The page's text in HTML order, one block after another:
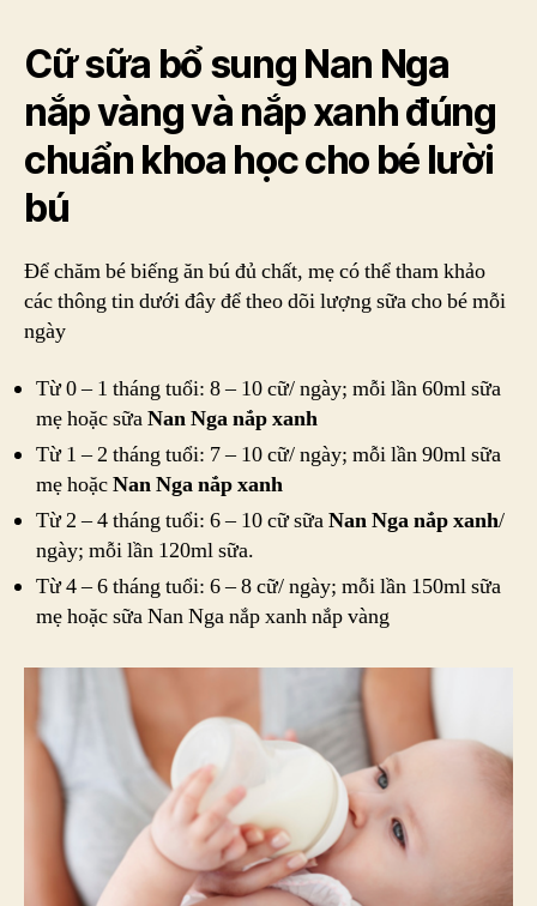
Cữ sữa bổ sung Nan Nga
nắp vàng và nắp xanhđúng
chuẩn khoa học cho bé lười
bú
Để chăm bé biếng ăn bú đủ chất, mẹ có thể tham khảo
các thông tin dưới đây để theo dõi lượng sữa cho bé mỗi
ngày
Từ 0 – 1 tháng tuổi: 8 – 10 cữ/ ngày; mỗi lần 60ml sữa
mẹ hoặc sữaNan Nga nắp xanh
Từ 1 – 2 tháng tuổi: 7 – 10 cữ/ ngày; mỗi lần 90ml sữa
mẹ hoặcNan Nga nắp xanh
Từ 2 – 4 tháng tuổi: 6 – 10 cữ sữaNan Nga nắp xanh/
ngày; mỗi lần 120ml sữa.
Từ 4 – 6 tháng tuổi: 6 – 8 cữ/ ngày; mỗi lần 150ml sữa
mẹ hoặc sữa Nan Nga nắp xanh nắp vàng